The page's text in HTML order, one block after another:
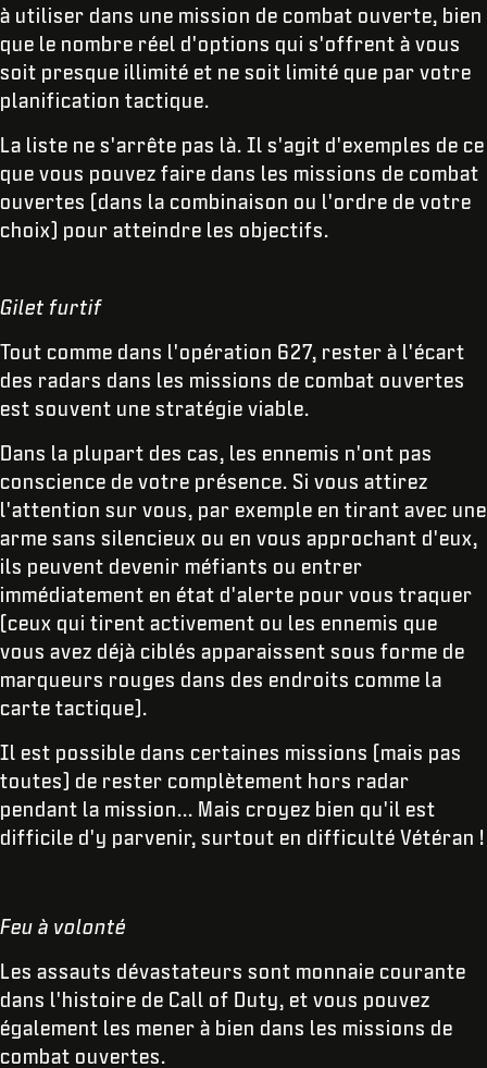
à utiliser dans une mission de combat ouverte, bien
que le nombre réel d'options qui s'offrent à vous
soit presque illimité et ne soit limité que par votre
planification tactique.
La liste ne s'arrête pas là. Il s'agit d'exemples de ce
que vous pouvez faire dans les missions de combat
ouvertes (dans la combinaison ou l'ordre de votre
choix) pour atteindre les objectifs.
Gilet furtif
Tout comme dans l'opération 627, rester à l'écart
des radars dans les missions de combat ouvertes
est souvent une stratégie viable.
Dans la plupart des cas, les ennemis n'ont pas
conscience de votre présence. Si vous attirez
l'attention sur vous, par exemple en tirant avec une
arme sans silencieux ou en vous approchant d'eux,
ils peuvent devenir méfiants ou entrer
immédiatement en état d'alerte pour vous traquer
(ceux qui tirent activement ou les ennemis que
vous avez déjà ciblés apparaissent sous forme de
marqueurs rouges dans des endroits comme la
carte tactique).
Il est possible dans certaines missions (mais pas
toutes) de rester complètement hors radar
pendant la mission... Mais croyez bien qu'il est
difficile d'y parvenir, surtout en difficulté Vétéran !
Feu à volonté
Les assauts dévastateurs sont monnaie courante
dans l'histoire de Call of Duty, et vous pouvez
également les mener à bien dans les missions de
combat ouvertes.